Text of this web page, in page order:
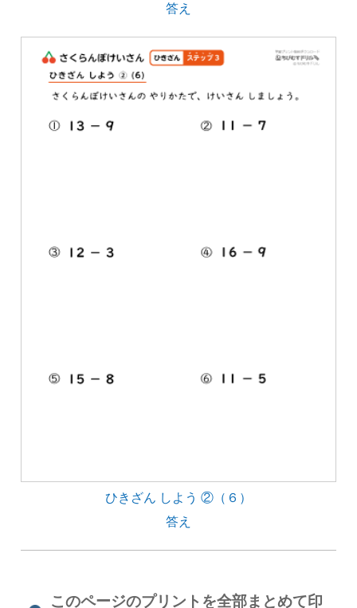
答え
ひきざん しよう ②（６）
答え
このページのプリントを全部まとめて印